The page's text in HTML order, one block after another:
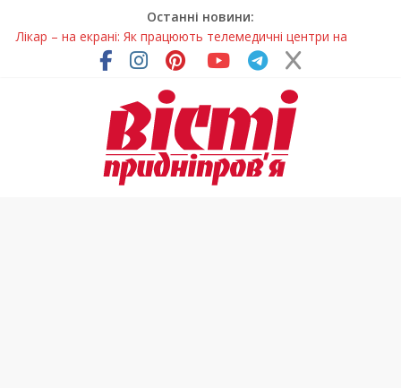
Останні новини:
Лікар – на екрані: Як працюють телемедичні центри на
Дніпропетровщині
У Дніпрі триває масштабна підготовка до опалювального
Пошуки тривають: на Дніпропетровщині досліджують місце
розташування легендарного монастиря (Фото)
Ветерани Дніпропетровщини отримують шанс на власне